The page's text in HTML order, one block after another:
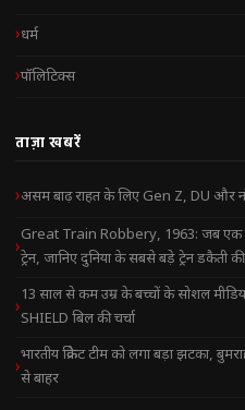
धर्म
पॉलिटिक्स
ताज़ा खबरें
असम बाढ़ राहत के लिए Gen Z, DU और
Great Train Robbery, 1963: जब एक
ट्रेन, जानिए दुनिया के सबसे बड़े ट्रेन डकैती
13 साल से कम उम्र के बच्चों के सोशल
SHIELD बिल की चर्चा
भारतीय क्रिकेट टीम को लगा बड़ा झटका,
से बाहर